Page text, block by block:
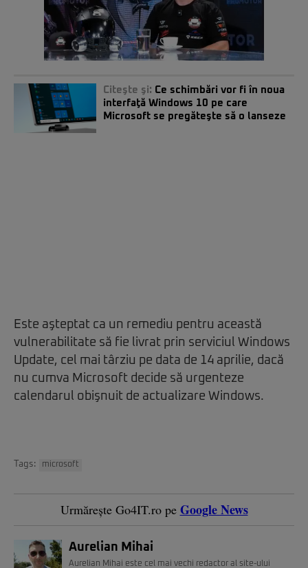
Citeşte şi: Ce schimbări vor fi în noua
interfaţă Windows 10 pe care
Microsoft se pregăteşte să o lanseze
Este aşteptat ca un remediu pentru această
vulnerabilitate să fie livrat prin serviciul Windows
Update, cel mai târziu pe data de 14 aprilie, dacă
nu cumva Microsoft decide să urgenteze
calendarul obişnuit de actualizare Windows.
Tags: microsoft
Urmărește Go4IT.ro pe Google News
Aurelian Mihai
Aurelian Mihai este cel mai vechi redactor al site-ului